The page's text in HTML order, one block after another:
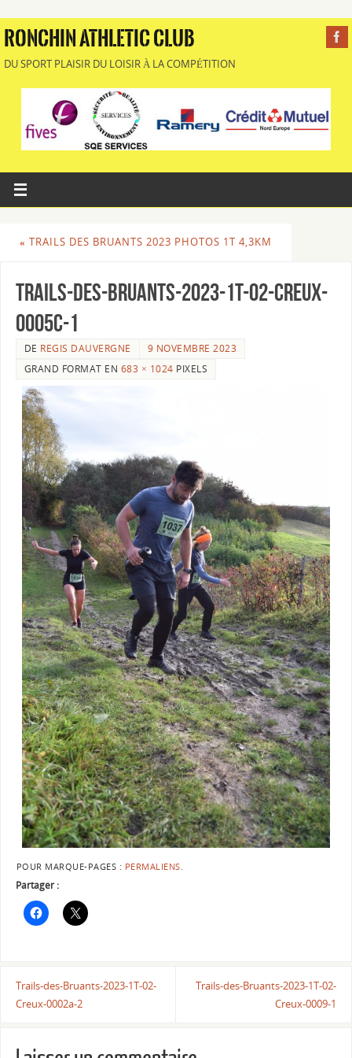
RONCHIN ATHLETIC CLUB
DU SPORT PLAISIR DU LOISIR À LA COMPÉTITION
« TRAILS DES BRUANTS 2023 PHOTOS 1T 4,3KM
Trails-des-Bruants-2023-1T-02-Creux-
0005c-1
DE REGIS DAUVERGNE
9 NOVEMBRE 2023
GRAND FORMAT EN 683 × 1024 PIXELS
POUR MARQUE-PAGES : PERMALIENS
Partager :
Trails-des-Bruants-2023-1T-02-
Creux-0002a-2
Trails-des-Bruants-2023-1T-02-
Creux-0009-1